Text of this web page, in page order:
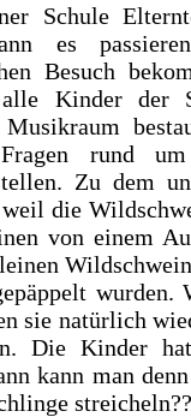
Schule
es
Besuch
Kinder der
rund
Zu dem
weil die
von einem
wurden.
sie natürlich
Die Kinder
kann man
streicheln??